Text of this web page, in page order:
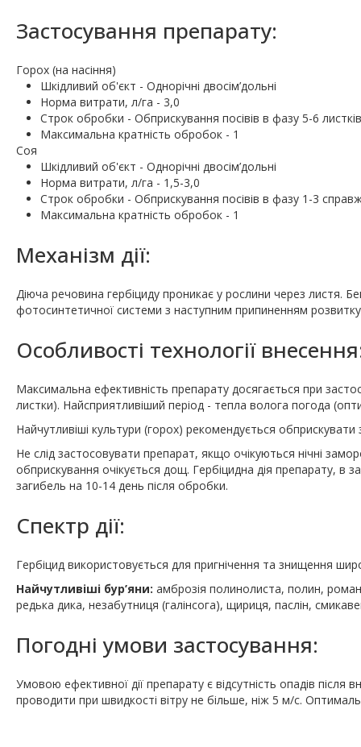
Застосування препарату:
Горох (на насіння)
Шкiдливий об'єкт - Однорічні двосім’дольні
Норма витрати, л/га - 3,0
Строк обробки - Обприскування посівів в фазу 5-6
Максимальна кратність обробок - 1
Соя
Шкiдливий об'єкт - Однорічні двосім’дольні
Норма витрати, л/га - 1,5-3,0
Строк обробки - Обприскування посівів в фазу 1-3
Максимальна кратність обробок - 1
Механізм дії:
Діюча речовина гербіциду проникає у рослини через листя.
фотосинтетичної системи з наступним припиненням розвитку
Особливості технології
Максимальна ефективність препарату досягається при
листки). Найсприятливіший період - тепла волога погода
Найчутливіші культури (горох) рекомендується
Не слід застосовувати препарат, якщо очікуються нічні
обприскування очікується дощ. Гербіцидна дія препарату, в
загибель на 10-14 день після обробки.
Спектр дії:
Гербіцид використовується для пригнічення та знищення
Найчутливіші бур’яни: амброзія полинолиста, полин,
редька дика, незабутниця (галінсога), щириця, паслін,
Погодні умови застосування:
Умовою ефективної дії препарату є відсутність опадів
проводити при швидкості вітру не більше, ніж 5 м/с.